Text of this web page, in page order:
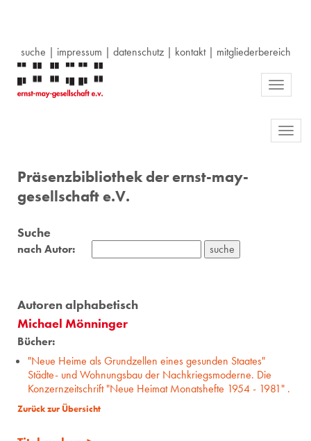
suche | impressum | datenschutz| kontakt| mitgliederbereich
Toggle
Präsenzbibliothek der ernst-may-
gesellschaft e.V.
Suche
nach Autor:
Autoren alphabetisch
Michael Mönninger
Bücher:
"Neue Heime als Grundzellen eines gesunden Staates"
Städte- und Wohnungsbau der Nachkriegsmoderne. Die
Konzernzeitschrift "Neue Heimat Monatshefte 1954 - 1981" .
Zurück zur Übersicht